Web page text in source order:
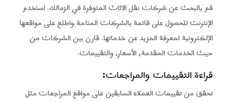
قم بالبحث عن شركات نقل الاثاث المتوفرة في الزمالك. استخدم
الإنترنت للحصول على قائمة بالشركات المتاحة واطلع على مواقعها
الإلكترونية لمعرفة المزيد عن خدماتها. قارن بين الشركات من
حيث الخدمات المقدمة، الأسعار، والتقييمات.
قراءة التقييمات والمراجعات:
تحقق من تقييمات العملاء السابقين على مواقع المراجعات مثل